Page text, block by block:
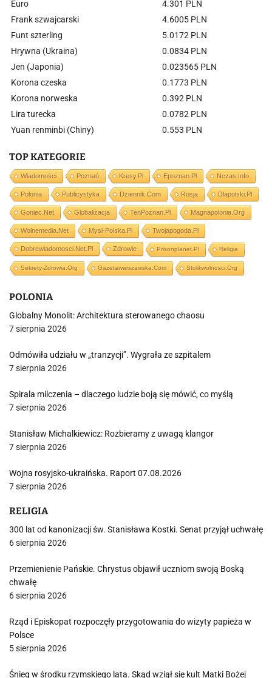
Euro
4.301 PLN
Frank szwajcarski
4.6005 PLN
Funt szterling
5.0172 PLN
Hrywna (Ukraina)
0.0834 PLN
Jen (Japonia)
0.023565 PLN
Korona czeska
0.1773 PLN
Korona norweska
0.392 PLN
Lira turecka
0.0782 PLN
Yuan renminbi (Chiny)
0.553 PLN
TOP KATEGORIE
Wiadomości Poznań Kresy.pl Epoznan.pl Nczas.info
Polonia Publicystyka Dziennik.com Rosja Dlapolski.pl
Goniec.net Globalizacja TenPoznan.pl Magnapolonia.org
Wolnemedia.net Mysl-Polska.pl Twojapogoda.pl
Dobrewiadomosci.net.pl Zdrowie Prisonplanet.pl Religia
Sekrety-Zdrowia.org Gazetawarszawska.com Stolikwolnosci.org
POLONIA
Globalny Monolit: Architektura sterowanego chaosu
7 sierpnia 2026
Odmówiła udziału w „tranzycji”. Wygrała ze szpitalem
7 sierpnia 2026
Spirala milczenia – dlaczego ludzie boją się mówić, co myślą
7 sierpnia 2026
Stanisław Michalkiewicz: Rozbieramy z uwagą klangor
7 sierpnia 2026
Wojna rosyjsko-ukraińska. Raport 07.08.2026
7 sierpnia 2026
RELIGIA
300 lat od kanonizacji św. Stanisława Kostki. Senat przyjął uchwałę
6 sierpnia 2026
Przemienienie Pańskie. Chrystus objawił uczniom swoją Boską
chwałę
6 sierpnia 2026
Rząd i Episkopat rozpoczęły przygotowania do wizyty papieża w
Polsce
5 sierpnia 2026
Śnieg w środku rzymskiego lata. Skąd wziął się kult Matki Bożej